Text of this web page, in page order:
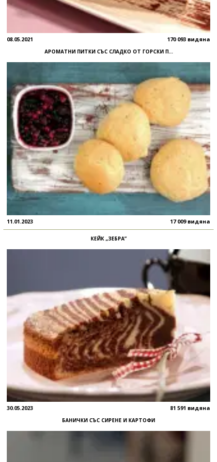
08.05.2021 170 093 видяна
АРОМАТНИ ПИТКИ СЪС СЛАДКО ОТ ГОРСКИ П...
11.01.2023 17 009 видяна
КЕЙК „ЗЕБРА”
30.05.2023 81 591 видяна
БАНИЧКИ СЪС СИРЕНЕ И КАРТОФИ